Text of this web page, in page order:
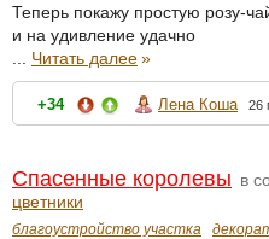
Теперь покажу простую розу-
и на удивление удачно
Читать далее»
+34 Лена Коша 26
Спасенные королевы в
цветники
благоустройство участка